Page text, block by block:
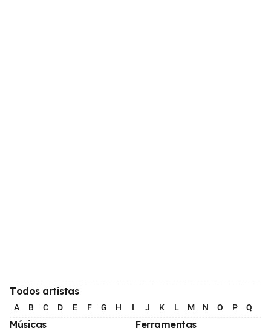
Todos artistas
A B C D E F G H I J K L M N O P Q
Músicas Ferramentas